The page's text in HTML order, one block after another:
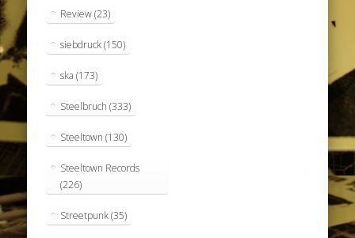
Review(23)
siebdruck(150)
ska (173)
Steelbruch (333)
Steeltown (130)
Steeltown Records
(226)
Streetpunk(35)